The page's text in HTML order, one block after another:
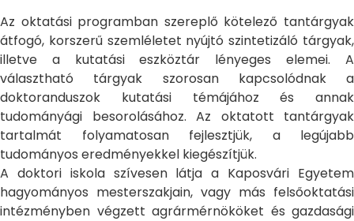
Az oktatási programban szereplő kötelező tantárgyak
átfogó, korszerű szemléletet nyújtó szintetizáló tárgyak,
illetve a kutatási eszköztár lényeges elemei. A
választható tárgyak szorosan kapcsolódnak a
doktoranduszok kutatási témájához és annak
tudományági besorolásához. Az oktatott tantárgyak
tartalmát folyamatosan fejlesztjük, a legújabb
tudományos eredményekkel kiegészítjük.
A doktori iskola szívesen látja a Kaposvári Egyetem
hagyományos mesterszakjain, vagy más felsőoktatási
intézményben végzett agrármérnököket és gazdasági